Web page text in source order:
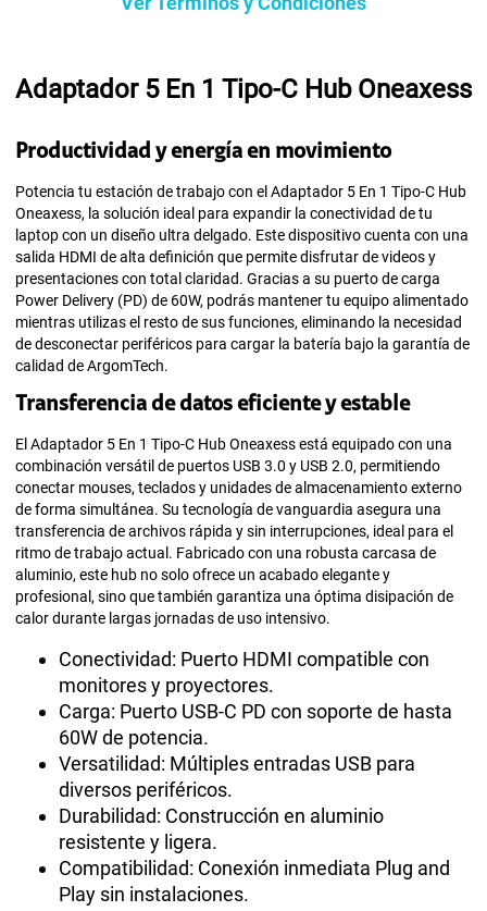
Adaptador 5 En 1 Tipo-C Hub Oneaxess
Productividad y energía en movimiento
Potencia tu estación de trabajo con el Adaptador 5 En 1 Tipo-C Hub
Oneaxess, la solución ideal para expandir la conectividad de tu
laptop con un diseño ultra delgado. Este dispositivo cuenta con una
salida HDMI de alta definición que permite disfrutar de videos y
presentaciones con total claridad. Gracias a su puerto de carga
Power Delivery (PD) de 60W, podrás mantener tu equipo alimentado
mientras utilizas el resto de sus funciones, eliminando la necesidad
de desconectar periféricos para cargar la batería bajo la garantía de
calidad de ArgomTech.
Transferencia de datos eficiente y estable
El Adaptador 5 En 1 Tipo-C Hub Oneaxess está equipado con una
combinación versátil de puertos USB 3.0 y USB 2.0, permitiendo
conectar mouses, teclados y unidades de almacenamiento externo
de forma simultánea. Su tecnología de vanguardia asegura una
transferencia de archivos rápida y sin interrupciones, ideal para el
ritmo de trabajo actual. Fabricado con una robusta carcasa de
aluminio, este hub no solo ofrece un acabado elegante y
profesional, sino que también garantiza una óptima disipación de
calor durante largas jornadas de uso intensivo.
Conectividad: Puerto HDMI compatible con
monitores y proyectores.
Carga: Puerto USB-C PD con soporte de hasta
60W de potencia.
Versatilidad: Múltiples entradas USB para
diversos periféricos.
Durabilidad: Construcción en aluminio
resistente y ligera.
Compatibilidad: Conexión inmediata Plug and
Play sin instalaciones.